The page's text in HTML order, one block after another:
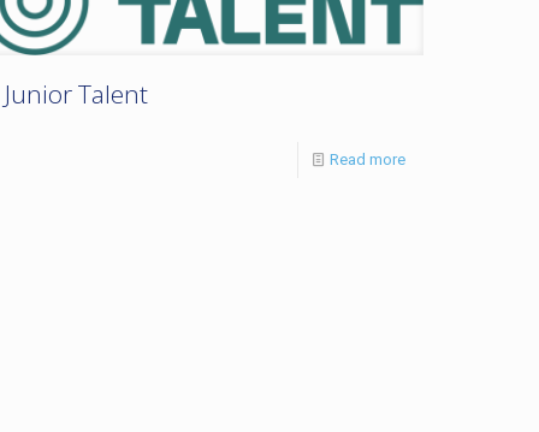
Junior Talent
Read more